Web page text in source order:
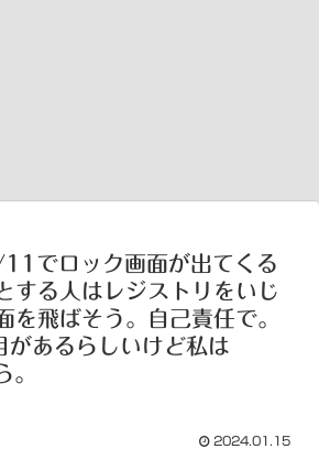
でロック画面が出てくる
する人はレジストリをいじ
を飛ばそう。自己責任で。
があるらしいけど私は
。
2024.01.15